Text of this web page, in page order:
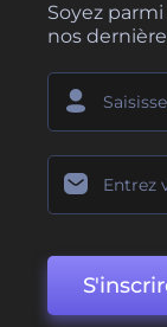
Soyez
nos